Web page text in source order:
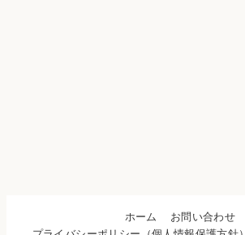
ホーム お問い合わせ